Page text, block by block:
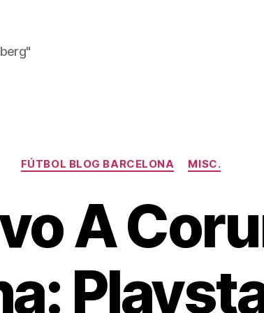
Kategorien
FÚTBOL BLOG BARCELONA MISC.
A